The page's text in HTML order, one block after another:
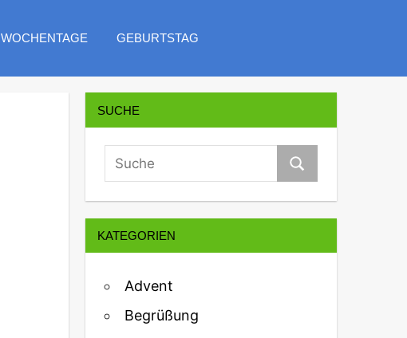
WOCHENTAGE GEBURTSTAG
SUCHE
KATEGORIEN
Advent
Begrüßung